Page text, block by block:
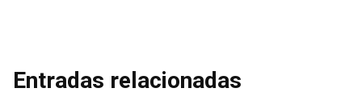
Entradas relacionadas